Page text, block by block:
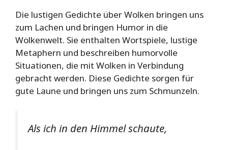
Die lustigen Gedichte über Wolken bringen uns
zum Lachen und bringen Humor in die
Wolkenwelt. Sie enthalten Wortspiele, lustige
Metaphern und beschreiben humorvolle
Situationen, die mit Wolken in Verbindung
gebracht werden. Diese Gedichte sorgen für
gute Laune und bringen uns zum Schmunzeln.
Als ich in den Himmel schaute,